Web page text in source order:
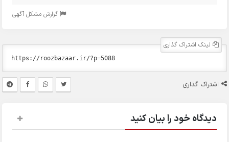
گزارش مشکل آگهی
لینک اشتراک گذاری
اشتراک گذاری
دیدگاه خود را بیان کنید